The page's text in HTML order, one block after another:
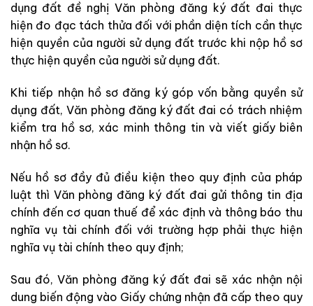
dụng đất đề nghị Văn phòng đăng ký đất đai thực
hiện đo đạc tách thửa đối với phần diện tích cần thực
hiện quyền của người sử dụng đất trước khi nộp hồ sơ
thực hiện quyền của người sử dụng đất.
Khi tiếp nhận hồ sơ đăng ký góp vốn bằng quyền sử
dụng đất, Văn phòng đăng ký đất đai có trách nhiệm
kiểm tra hồ sơ, xác minh thông tin và viết giấy biên
nhận hồ sơ.
Nếu hồ sơ đầy đủ điều kiện theo quy định của pháp
luật thì Văn phòng đăng ký đất đai gửi thông tin địa
chính đến cơ quan thuế để xác định và thông báo thu
nghĩa vụ tài chính đối với trường hợp phải thực hiện
nghĩa vụ tài chính theo quy định;
Sau đó, Văn phòng đăng ký đất đai sẽ xác nhận nội
dung biến động vào Giấy chứng nhận đã cấp theo quy